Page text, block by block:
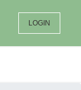
LOGIN